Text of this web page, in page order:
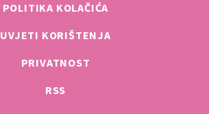
POLITIKA KOLAČIĆA
UVJETI KORIŠTENJA
PRIVATNOST
RSS